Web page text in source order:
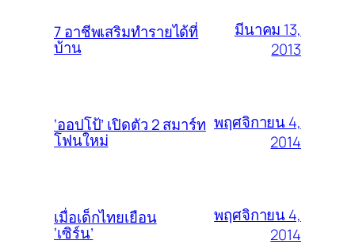
7 อาชีพเสริมทำรายได้ที่
บ้าน
มีนาคม 13,
2013
‘ออปโป้’ เปิดตัว 2 สมาร์ท
โฟนใหม่
พฤศจิกายน 4,
2014
เมื่อเด็กไทยเยือน
‘เซิร์น’
พฤศจิกายน 4,
2014